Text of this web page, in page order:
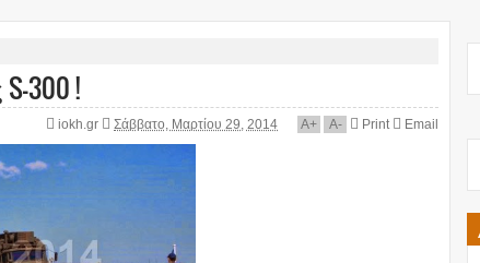
300 !
iokh.gr Σάββατο, Μαρτίου 29, 2014 A+ A- Print Email